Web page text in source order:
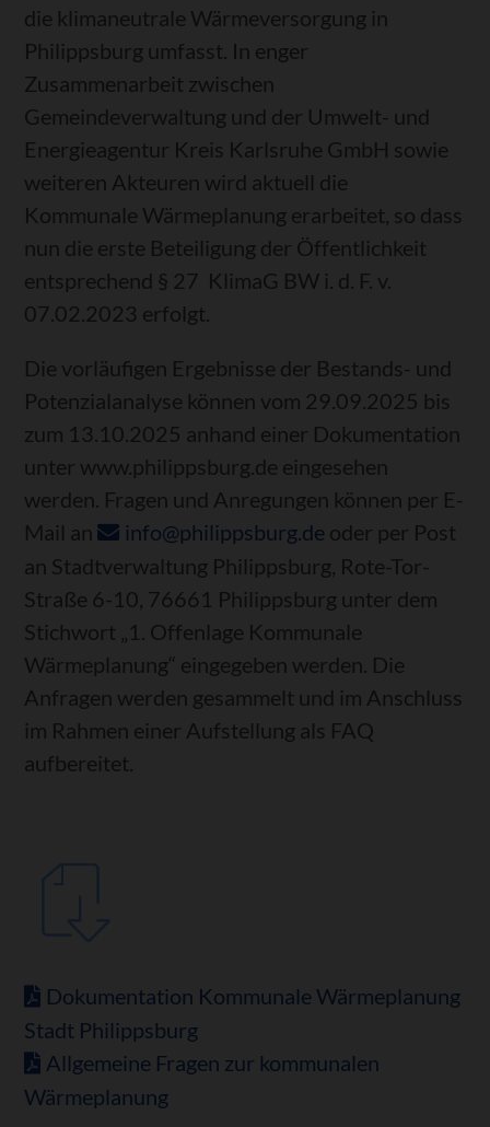
die klimaneutrale Wärmeversorgung in
Philippsburg umfasst. In enger
Zusammenarbeit zwischen
Gemeindeverwaltung und der Umwelt- und
Energieagentur Kreis Karlsruhe GmbH sowie
weiteren Akteuren wird aktuell die
Kommunale Wärmeplanung erarbeitet, so dass
nun die erste Beteiligung der Öffentlichkeit
entsprechend § 27 KlimaG BW i. d. F. v.
07.02.2023 erfolgt.
Die vorläufigen Ergebnisse der Bestands- und
Potenzialanalyse können vom 29.09.2025 bis
zum 13.10.2025 anhand einer Dokumentation
unter www.philippsburg.de eingesehen
werden. Fragen und Anregungen können per E-
Mail an
info@philippsburg.de oder per Post
an Stadtverwaltung Philippsburg, Rote-Tor-
Straße 6-10, 76661 Philippsburg unter dem
Stichwort „1. Offenlage Kommunale
Wärmeplanung“ eingegeben werden. Die
Anfragen werden gesammelt und im Anschluss
im Rahmen einer Aufstellung als FAQ
aufbereitet.
Dokumentation Kommunale Wärmeplanung
Stadt Philippsburg
Allgemeine Fragen zur kommunalen
Wärmeplanung